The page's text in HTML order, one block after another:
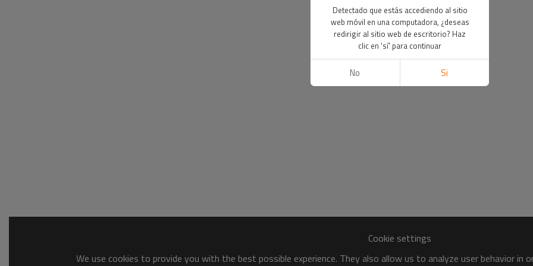
Cookie settings
We use cookies to provide you with the best possible experience. They also allow us to analyze user behavior
Detectado que estás accediendo al sitio
web móvil en una computadora, ¿deseas
redirigir al sitio web de escritorio? Haz
clic en 'sí' para continuar
No Si